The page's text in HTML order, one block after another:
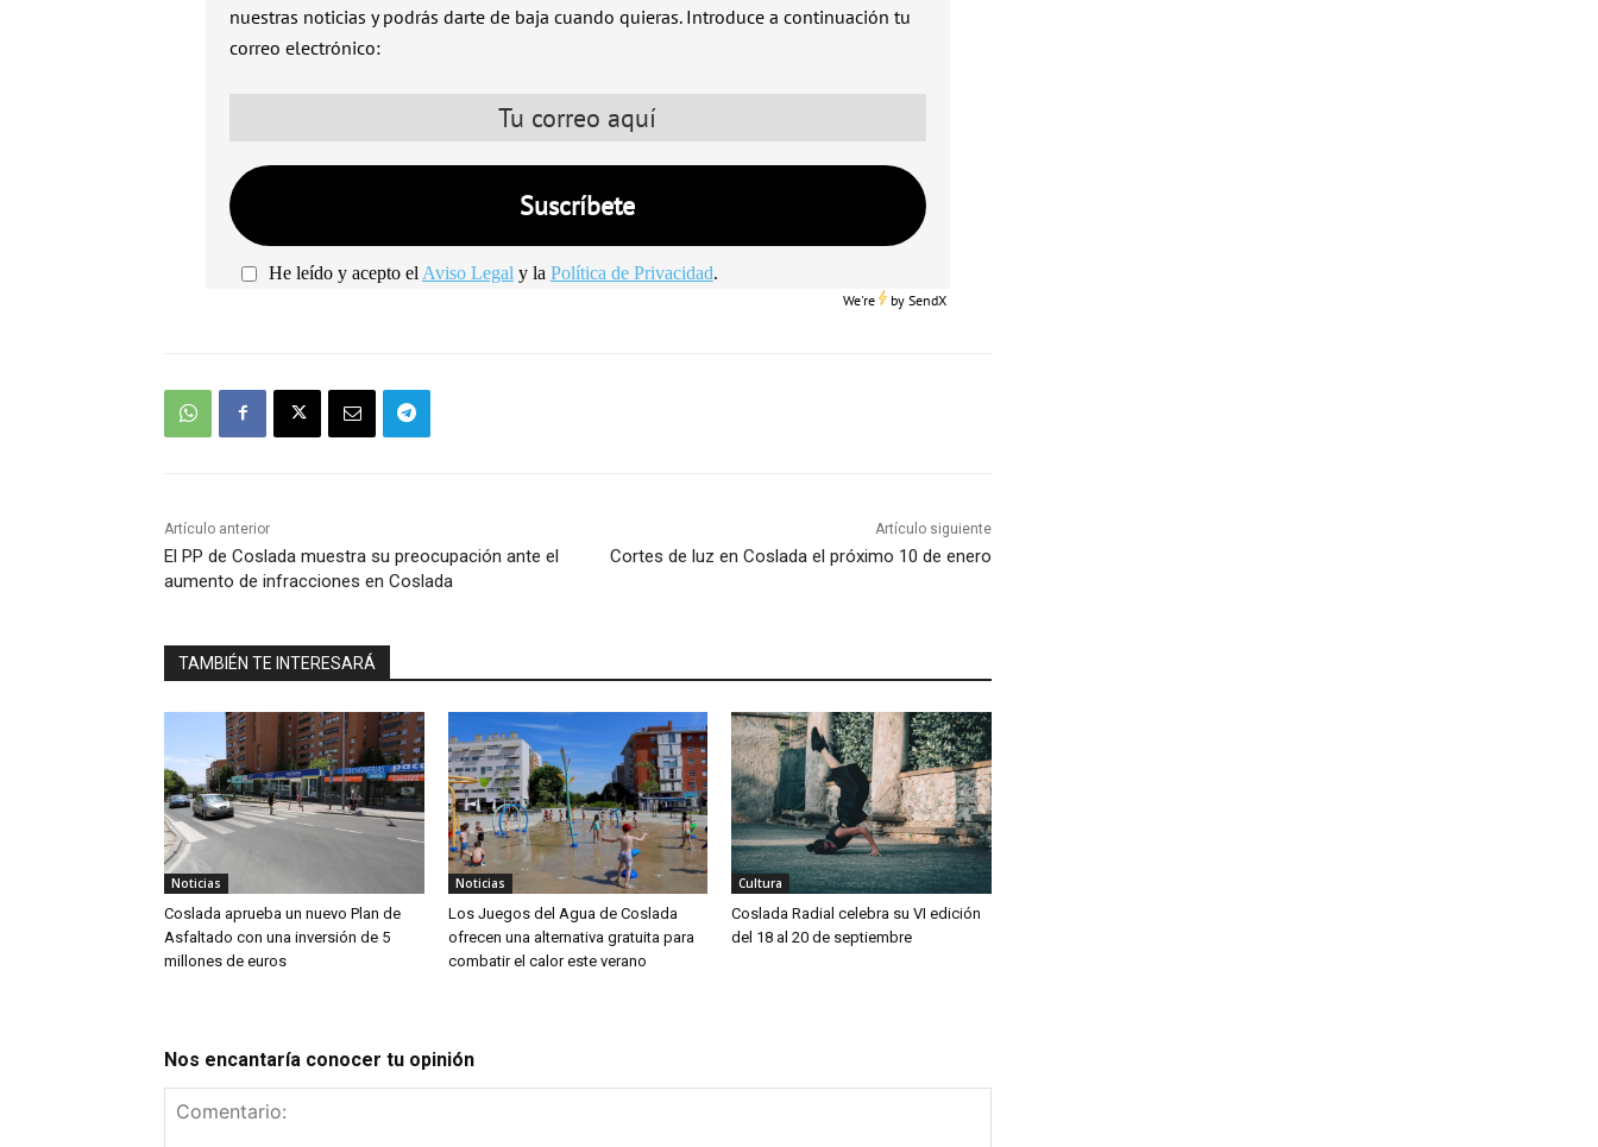
nuestras noticias y podrás darte de baja cuando quieras. Introduce a continuación tu
correo electrónico:
He leído y acepto el Aviso Legal y la Política de Privacidad.
We're bySendX
Artículo anterior
El PP de Coslada muestra su preocupación ante el
aumento de infracciones en Coslada
Artículo siguiente
Cortes de luz en Coslada el próximo 10 de enero
TAMBIÉN TE INTERESARÁ
Noticias
Coslada aprueba un nuevo Plan de
Asfaltado con una inversión de 5
millones de euros
Noticias
Los Juegos del Agua de Coslada
ofrecen una alternativa gratuita para
combatir el calor este verano
Cultura
Coslada Radial celebra su VI edición
del 18 al 20 de septiembre
Nos encantaría conocer tu opinión